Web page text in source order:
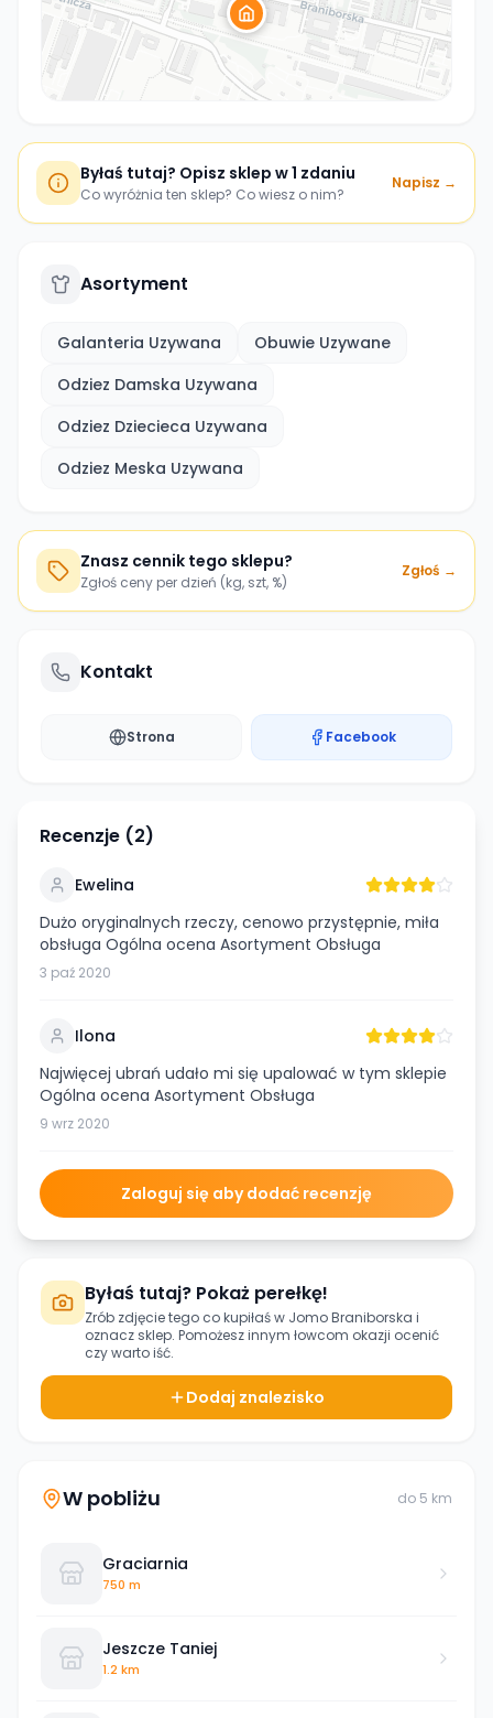
Byłaś tutaj? Opisz sklep w 1 zdaniu
Co wyróżnia ten sklep? Co wiesz o nim?
Napisz →
Asortyment
Galanteria Uzywana
Obuwie Uzywane
Odziez Damska Uzywana
Odziez Dziecieca Uzywana
Odziez Meska Uzywana
Znasz cennik tego sklepu?
Zgłoś ceny per dzień (kg, szt, %)
Zgłoś →
Kontakt
Strona Facebook
Recenzje (2)
Ewelina
Dużo oryginalnych rzeczy, cenowo przystępnie, miła
obsługa Ogólna ocena Asortyment Obsługa
3 paź 2020
Ilona
Najwięcej ubrań udało mi się upalować w tym sklepie
Ogólna ocena Asortyment Obsługa
9 wrz 2020
Zaloguj się aby dodać recenzję
Byłaś tutaj? Pokaż perełkę!
Zrób zdjęcie tego co kupiłaś w Jomo Braniborska i
oznacz sklep. Pomożesz innym łowcom okazji ocenić
czy warto iść.
Dodaj znalezisko
W pobliżu do 5 km
Graciarnia
750 m
Jeszcze Taniej
1.2 km